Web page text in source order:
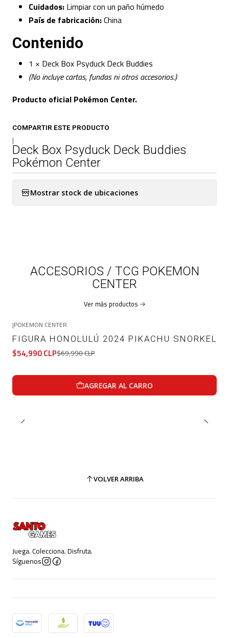
Cuidados: Limpiar con un paño húmedo
País de fabricación:China
Contenido
1 × Deck Box Psyduck Deck Buddies
(No incluye cartas, fundas ni otros accesorios.)
Producto oficial Pokémon Center.
COMPARTIR ESTE PRODUCTO
|
Deck Box Psyduck Deck Buddies
Pokémon Center
Mostrar stock de ubicaciones
ACCESORIOS / TCG POKEMON
CENTER
Ver más productos
|POKEMON CENTER
FIGURA HONOLULÚ 2024 PIKACHU SNORKEL
$54,990 CLP$69,990 CLP
AGREGAR AL CARRO
VOLVER ARRIBA
Juega. Colecciona. Disfruta.
Síguenos